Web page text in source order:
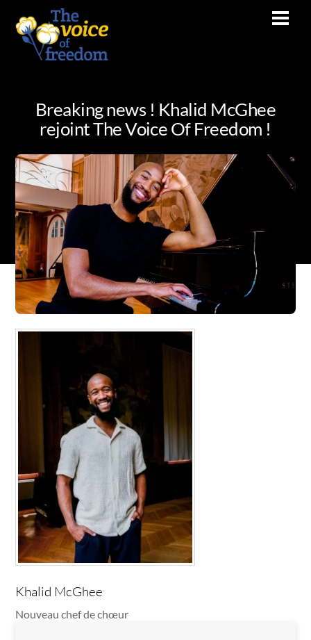
content
Breaking news ! Khalid McGhee
rejoint The Voice Of Freedom !
Khalid McGhee
Nouveau chef de chœur